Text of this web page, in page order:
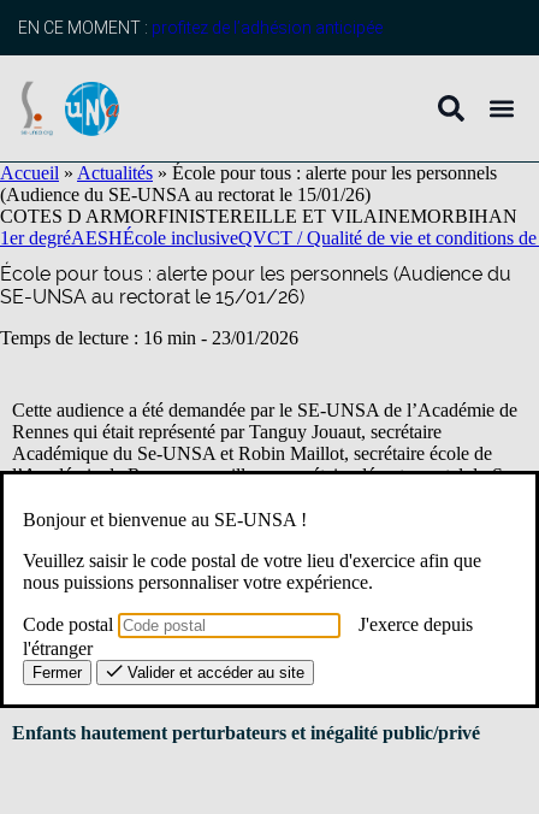
principal
EN CE MOMENT : profitez de l’adhésion anticipée
Accueil » Actualités » École pour tous : alerte pour les personnels
(Audience du SE-UNSA au rectorat le 15/01/26)
COTES D ARMORFINISTEREILLE ET VILAINEMORBIHAN
1er degréAESHÉcole inclusiveQVCT / Qualité de vie et conditions
École pour tous : alerte pour les personnels (Audience du
SE-UNSA au rectorat le 15/01/26)
Temps de lecture : 16 min - 23/01/2026
Cette audience a été demandée par le SE-UNSA de l’Académie de
Rennes qui était représenté par Tanguy Jouaut, secrétaire
Académique du Se-UNSA et Robin Maillot, secrétaire école de
l’Académie de Rennes, par ailleurs secrétaire départemental du Se-
et F3SCT Académique.
Nous avons été reçus par Mesdames DUTERTRE, responsable du
dialogue social au Rectorat et GONTARD, conseillère technique de
la Rectrice en charge de l’École inclusive.
Compte-rendu ci-dessous ou ici enpdf
Enfants hautement perturbateurs et inégalité public/privé
Bonjour et bienvenue au SE-UNSA !
Veuillez saisir le code postal de votre lieu d'exercice afin que
nous puissions personnaliser votre expérience.
Code postal
J'exerce depuis
l'étranger
Fermer Valider et accéder au site